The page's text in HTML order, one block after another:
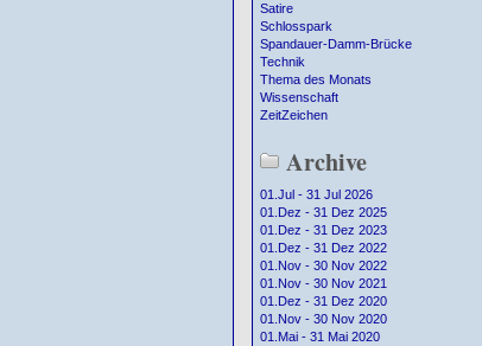
Satire
Schlosspark
Spandauer-Damm-Brücke
Technik
Thema des Monats
Wissenschaft
ZeitZeichen
Archive
01.Jul - 31 Jul 2026
01.Dez - 31 Dez 2025
01.Dez - 31 Dez 2023
01.Dez - 31 Dez 2022
01.Nov - 30 Nov 2022
01.Nov - 30 Nov 2021
01.Dez - 31 Dez 2020
01.Nov - 30 Nov 2020
01.Mai - 31 Mai 2020